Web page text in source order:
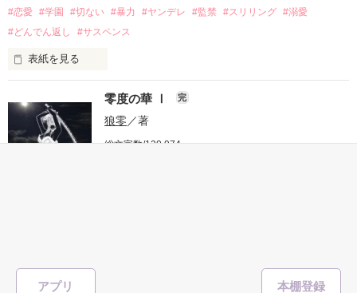
アプリ
やがて、水は闇の色を水面に映した
＊暴力的な表現が含まれます｡
＊不快になる言葉などが含まれます｡
#恋愛 #学園 #切ない #暴力 #ヤンデレ #監禁 #スリリング #溺愛
#どんでん返し
#サスペンス
表紙を見る
「一緒に堕ちよっか」
零度の華 Ⅰ 完
狼零 ／著
総文字数/130,974
一輪の花は氷に包まれるも美しく咲く